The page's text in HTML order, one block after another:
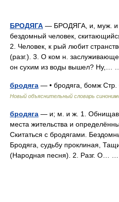
БРОДЯГА — БРОДЯГА, и, муж. и
бездомный человек,
2. Человек, к рый любит
(разг.). 3. О ком н.
он сухим из воды вышел? Ну,…
бродяга — • бродяга, бомж
Новый объяснительный словарь
бродяга — и; м. и ж. 1.
места жительства и
Скитаться с бродягами.
Бродяга, судьбу проклиная,
(Народная песня). 2. Разг. О…